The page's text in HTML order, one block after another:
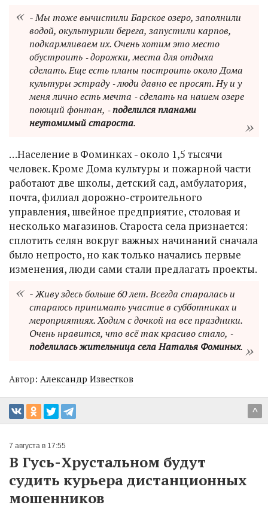
- Мы тоже вычистили Барское озеро, заполнили
водой, окультурили берега, запустили карпов,
подкармливаем их. Очень хотим это место
обустроить ‑ дорожки, места для отдыха
сделать. Еще есть планы построить около Дома
культуры эстраду ‑ люди давно ее просят. Ну и у
меня лично есть мечта ‑ сделать на нашем озере
поющий фонтан, ‑поделился планами
неутомимый староста.
…Население в Фоминках - около 1,5 тысячи
человек. Кроме Дома культуры и пожарной части
работают две школы, детский сад, амбулатория,
почта, филиал дорожно-строительного
управления, швейное предприятие, столовая и
несколько магазинов. Староста села признается:
сплотить селян вокруг важных начинаний сначала
было непросто, но как только начались первые
изменения, люди сами стали предлагать проекты.
- Живу здесь больше 60 лет. Всегда старалась и
стараюсь принимать участие в субботниках и
мероприятиях. Ходим с дочкой на все праздники.
Очень нравится, что всё так красиво стало, ‑
поделилась жительница села Наталья Фоминых.
Автор: Александр Известков
^
7 августа в 17:55
В Гусь-Хрустальном будут
судить курьера дистанционных
мошенников